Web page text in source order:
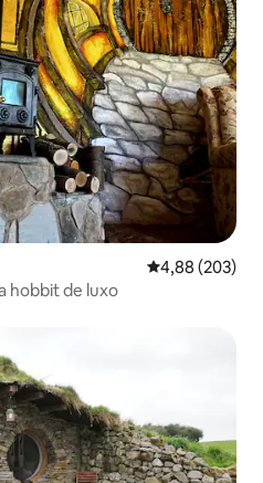
4,88 de uma
4,88 (203)
hobbit de luxo